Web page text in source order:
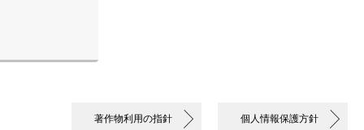
個人情報保護方針
著作物利用の指針